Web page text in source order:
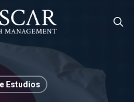
Estudios